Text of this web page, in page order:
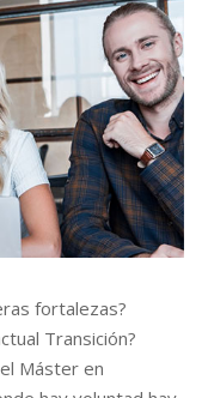
fortalezas?
Transición?
Máster en